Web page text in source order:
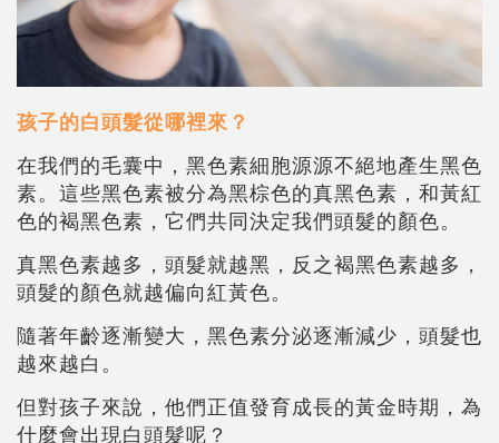
孩子的白頭髮從哪裡來？
在我們的毛囊中，黑色素細胞源源不絕地產生黑色
素。這些黑色素被分為黑棕色的真黑色素，和黃紅
色的褐黑色素，它們共同決定我們頭髮的顏色。
真黑色素越多，頭髮就越黑，反之褐黑色素越多，
頭髮的顏色就越偏向紅黃色。
隨著年齡逐漸變大，黑色素分泌逐漸減少，頭髮也
越來越白。
但對孩子來說，他們正值發育成長的黃金時期，為
什麼會出現白頭髮呢？